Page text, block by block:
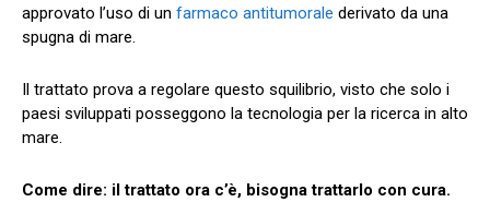
approvato l’uso di un farmaco antitumorale derivato da una
spugna di mare.
Il trattato prova a regolare questo squilibrio, visto che solo i
paesi sviluppati posseggono la tecnologia per la ricerca in alto
mare.
Come dire: il trattato ora c’è, bisogna trattarlo con cura.